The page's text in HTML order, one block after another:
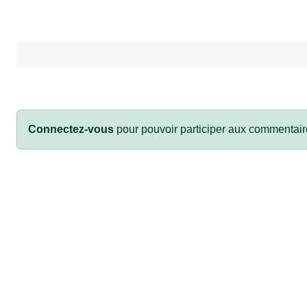
Connectez-vous pour pouvoir participer aux